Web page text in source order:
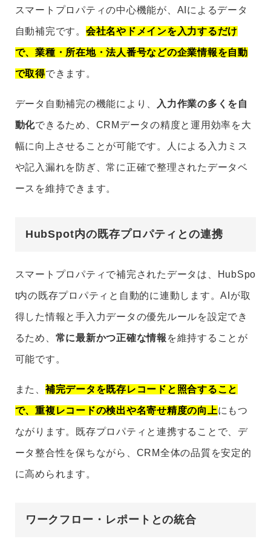
スマートプロパティの中心機能が、AIによるデータ
自動補完です。 会社名やドメインを入力するだけ
で、業種・所在地・法人番号などの企業情報を自動
で取得できます。
データ自動補完の機能により、 入力作業の多くを自
動化できるため、CRMデータの精度と運用効率を大
幅に向上させることが可能です。人による入力ミス
や記入漏れを防ぎ、常に正確で整理されたデータベ
ースを維持できます。
HubSpot内の既存プロパティとの連携
スマートプロパティで補完されたデータは、HubSpo
t内の既存プロパティと自動的に連動します。AIが取
得した情報と手入力データの優先ルールを設定でき
るため、 常に最新かつ正確な情報 を維持することが
可能です。
また、 補完データを既存レコードと照合すること
で、重複レコードの検出や名寄せ精度の向上にもつ
ながります。既存プロパティと連携することで、デ
ータ整合性を保ちながら、CRM全体の品質を安定的
に高められます。
ワークフロー・レポートとの統合